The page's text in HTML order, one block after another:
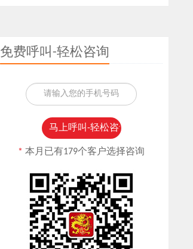
免费呼叫-轻松咨询
*本月已有179个客户选择咨询